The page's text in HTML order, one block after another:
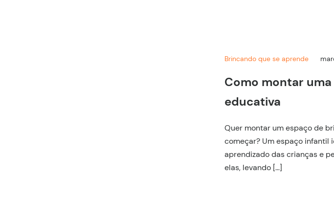
Brincando que se aprende
Como montar
educativa
Quer montar um espaço de
começar? Um espaço infantil
aprendizado das crianças e
elas, levando […]